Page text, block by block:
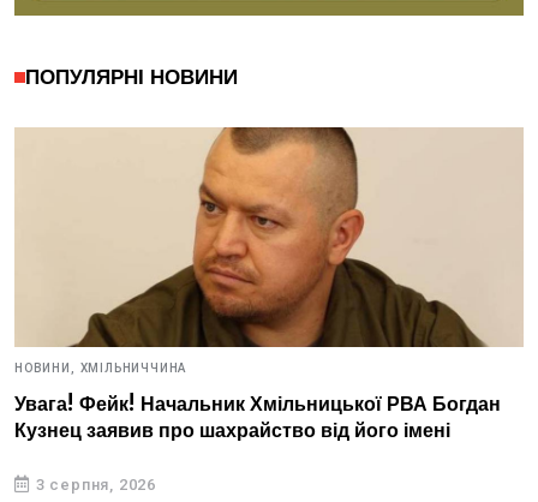
ПОПУЛЯРНІ НОВИНИ
НОВИНИ, ХМІЛЬНИЧЧИНА
Увага! Фейк! Начальник Хмільницької РВА Богдан
Кузнец заявив про шахрайство від його імені
3 серпня, 2026